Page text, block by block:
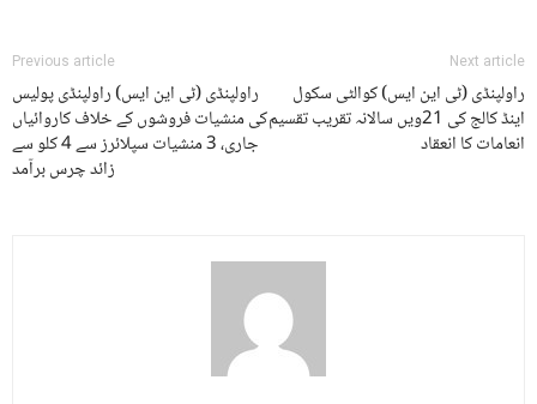
Previous article
راولپنڈی (ٹی این ایس) راولپنڈی پولیس
کی منشیات فروشوں کے خلاف کاروائیاں
جاری، 3 منشیات سپلائرز سے 4 کلو سے
زائد چرس برآمد
Next article
راولپنڈی (ٹی این ایس) کوالٹی سکول
اینڈ کالج کی 21ویں سالانہ تقریب تقسیم
انعامات کا انعقاد